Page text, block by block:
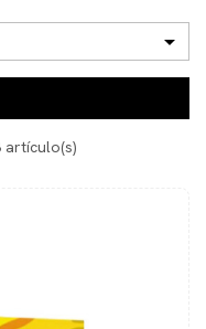

artículo(s)